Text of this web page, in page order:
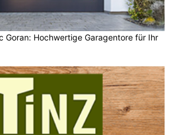
Goran: Hochwertige Garagentore für Ihr